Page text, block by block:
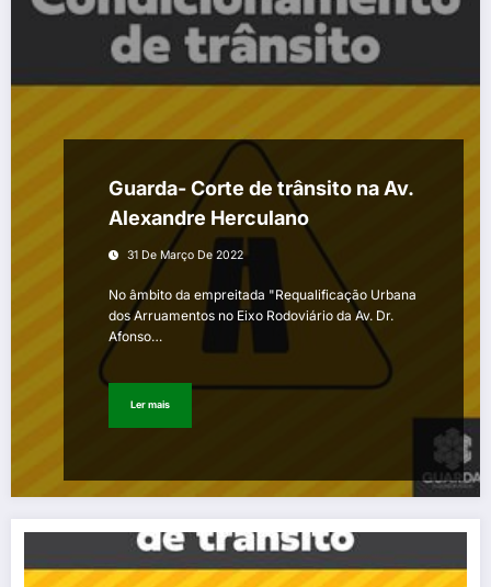
Guarda- Corte de trânsito na Av.
Alexandre Herculano
31 De Março De 2022
No âmbito da empreitada "Requalificação Urbana
dos Arruamentos no Eixo Rodoviário da Av. Dr.
Afonso…
Ler mais